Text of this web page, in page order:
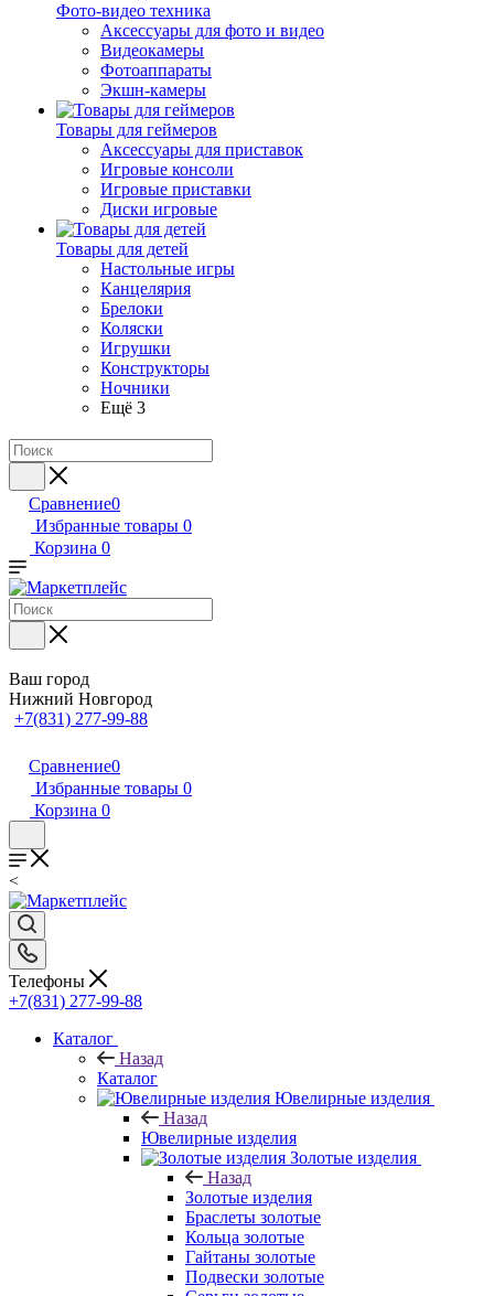
Фото-видео техника
Аксессуары для фото и видео
Видеокамеры
Фотоаппараты
Экшн-камеры
Товары для геймеров
Аксессуары для приставок
Игровые консоли
Игровые приставки
Диски игровые
Товары для детей
Настольные игры
Канцелярия
Брелоки
Коляски
Игрушки
Конструкторы
Ночники
Ещё 3
Сравнение0
Избранные товары 0
Корзина 0
Ваш город
Нижний Новгород
+7(831) 277-99-88
Сравнение0
Избранные товары 0
Корзина 0
<
Телефоны
+7(831) 277-99-88
Каталог
Назад
Каталог
Ювелирные изделия
Назад
Ювелирные изделия
Золотые изделия
Назад
Золотые изделия
Браслеты золотые
Кольца золотые
Гайтаны золотые
Подвески золотые